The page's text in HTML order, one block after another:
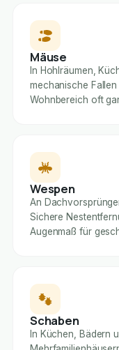
Mäuse
In Hohlräumen,
mechanische
Wohnbereich oft
Wespen
An
Sichere
Augenmaß für
Schaben
In Küchen, Bädern